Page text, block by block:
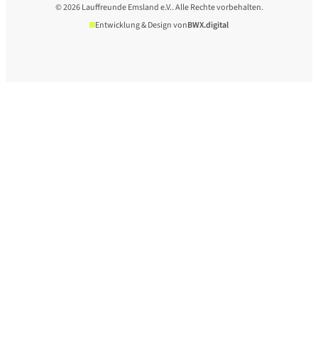
© 2026 Lauffreunde Emsland e.V.. Alle Rechte vorbehalten.
Entwicklung & Design vonBWX.digital